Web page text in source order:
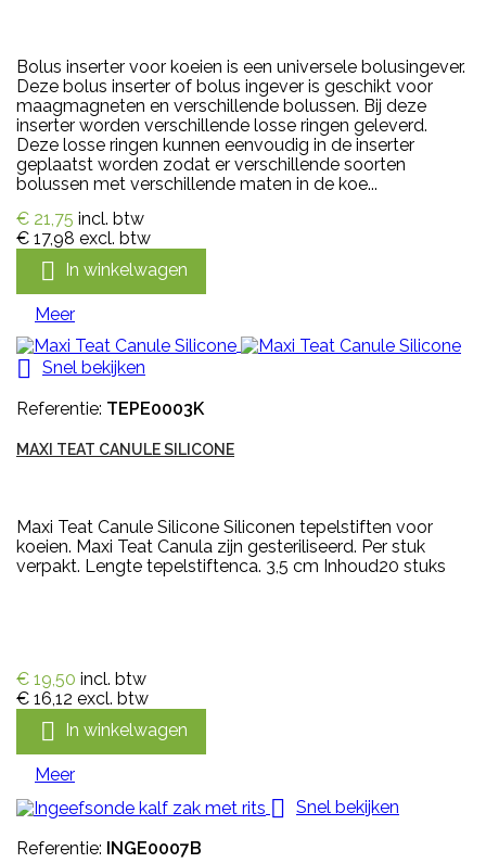
Bolus inserter voor koeien is een universele bolusingever.
Deze bolus inserter of bolus ingever is geschikt voor
maagmagneten en verschillende bolussen. Bij deze
inserter worden verschillende losse ringen geleverd.
Deze losse ringen kunnen eenvoudig in de inserter
geplaatst worden zodat er verschillende soorten
bolussen met verschillende maten in de koe...
€ 21,75 incl. btw
€ 17,98 excl. btw
 In winkelwagen
Meer
 Snel bekijken
Referentie: TEPE0003K
MAXI TEAT CANULE SILICONE
Maxi Teat Canule Silicone Siliconen tepelstiften voor
koeien. Maxi Teat Canula zijn gesteriliseerd. Per stuk
verpakt. Lengte tepelstiftenca. 3,5 cm Inhoud20 stuks
€ 19,50 incl. btw
€ 16,12 excl. btw
 In winkelwagen
Meer
 Snel bekijken
Referentie: INGE0007B